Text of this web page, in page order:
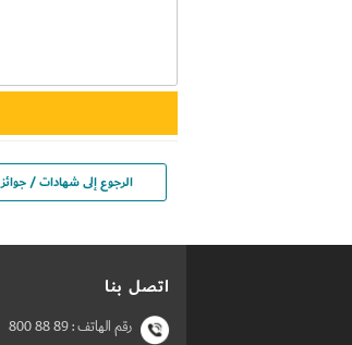
الرجوع إلى شهادات / جوائز
اتصل بنا
رقم الهاتف :800 88 89